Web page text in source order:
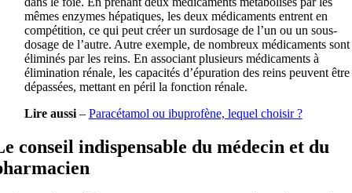
mêmes enzymes hépatiques, les deux médicaments entrent en
compétition, ce qui peut créer un surdosage de l’un ou un sous-
dosage de l’autre. Autre exemple, de nombreux médicaments sont
éliminés par les reins. En associant plusieurs médicaments à
élimination rénale, les capacités d’épuration des reins peuvent être
dépassées, mettant en péril la fonction rénale.
Lire aussi– Paracétamol ou ibuprofène, lequel choisir ?
conseil indispensable du médecin et du